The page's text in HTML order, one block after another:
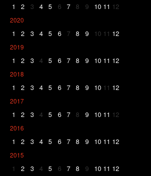
1 2 3 4 5 6 7 8 9 10 11 12
2020
1 2 3 4 5 6 7 8 9 10 11 12
2019
1 2 3 4 5 6 7 8 9 10 11 12
2018
1 2 3 4 5 6 7 8 9 10 11 12
2017
1 2 3 4 5 6 7 8 9 10 11 12
2016
1 2 3 4 5 6 7 8 9 10 11 12
2015
1 2 3 4 5 6 7 8 9 10 11 12